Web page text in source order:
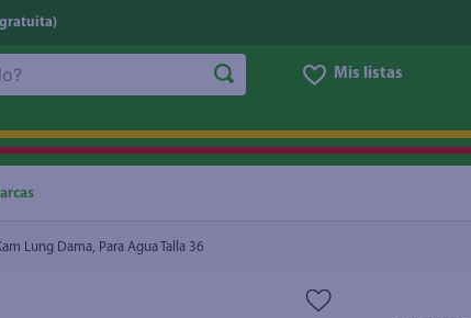
Mis listas
Lung Dama, Para Agua Talla 36